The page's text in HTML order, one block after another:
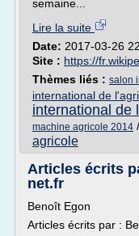
semaine...
Lire la suite
Date: 2017-03-26
Site : https://
Thèmes liés : salon
international de
international de
machine agricole 2014 /
agricole
Articles écrits
net.fr
Benoît Egon
Articles écrits par :